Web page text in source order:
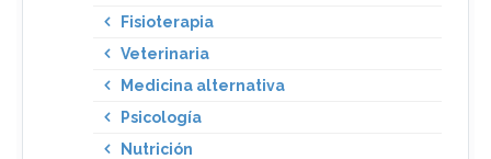
Fisioterapia
Veterinaria
Medicina alternativa
Psicología
Nutrición